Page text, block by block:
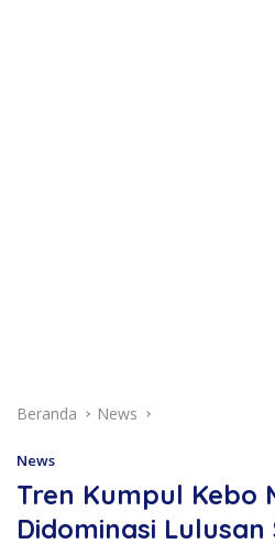
Beranda News
News
Tren Kumpul Kebo
Didominasi Lulusan